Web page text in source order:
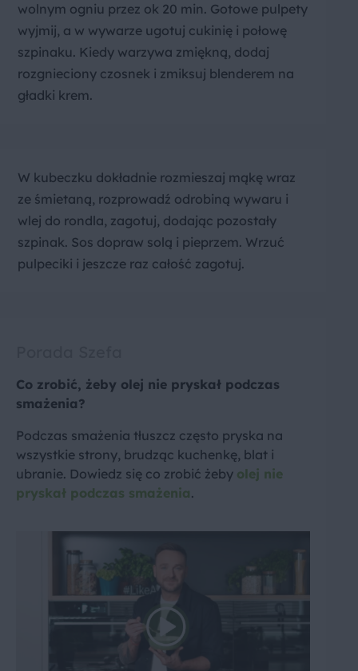
wolnym ogniu przez ok 20 min. Gotowe pulpety
wyjmij, a w wywarze ugotuj cukinię i połowę
szpinaku. Kiedy warzywa zmiękną, dodaj
rozgnieciony czosnek i zmiksuj blenderem na
gładki krem.
W kubeczku dokładnie rozmieszaj mąkę wraz
ze śmietaną, rozprowadź odrobiną wywaru i
wlej do rondla, zagotuj, dodając pozostały
szpinak. Sos dopraw solą i pieprzem. Wrzuć
pulpeciki i jeszcze raz całość zagotuj.
Co zrobić, żeby olej nie pryskał podczas
smażenia?
Podczas smażenia tłuszcz często pryska na
wszystkie strony, brudząc kuchenkę, blat i
ubranie. Dowiedz się co zrobić żeby olej nie
pryskał podczas smażenia.